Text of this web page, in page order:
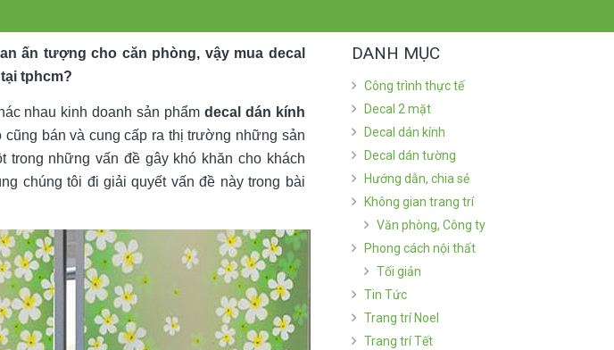
ấn tượng cho căn phòng, vậy mua decal
tphcm?
nhau kinh doanh sản phẩm decal dán kính
bán và cung cấp ra thị trường những sản
những vấn đề gây khó khăn cho khách
chúng tôi đi giải quyết vấn đề này trong bài
DANH MỤC
Công trình thực tế
Decal 2 mặt
Decal dán kính
Decal dán tường
Hướng dẫn, chia sẻ
Không gian trang trí
Văn phòng, Công ty
Phong cách nội thất
Tối giản
Tin Tức
Trang trí Noel
Trang trí Tết